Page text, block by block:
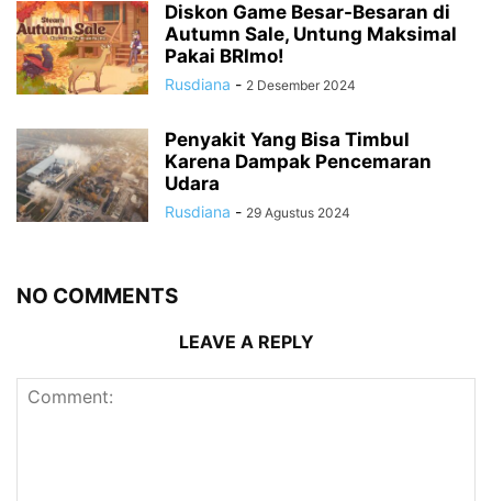
Diskon Game Besar-Besaran di
Autumn Sale, Untung Maksimal
Pakai BRImo!
Rusdiana - 2 Desember 2024
Penyakit Yang Bisa Timbul
Karena Dampak Pencemaran
Udara
Rusdiana - 29 Agustus 2024
NO COMMENTS
LEAVE A REPLY